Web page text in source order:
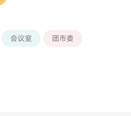
会议室 团市委